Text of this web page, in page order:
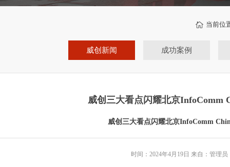
当前位
威创新闻 成功案例
威创三大看点闪耀北京InfoComm
威创三大看点闪耀北京InfoComm
时间：2024年4月19日 来自：管理员